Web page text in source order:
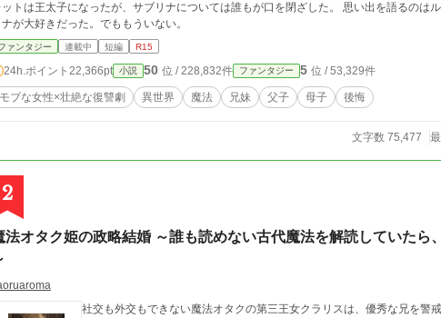
トは王太子になったが、サブリナについては誰もが口を閉ざした。 思い出を語るのはルイレットだけ。 ルイ
が大好きだった。でももういない。
ァンタジー 連載中 短編 R15
24h.ポイント 22,366pt 小説 50 位 / 228,832件 ファンタジー 5 位 / 53,329件
モブな女性×壮絶な復讐劇 異世界 魔法 兄妹 父子 母子 後悔
文字数 75,477
2
法オタク姫の政略結婚 ～誰も読めない古代魔法を解読していたら
社交も外交もできない魔法オタクの第三王女クラリスは、優秀な兄を警